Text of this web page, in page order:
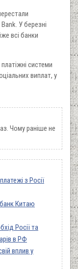
У березні
всі банки
системи
виплат, у
Чому раніше не
з Росії
банк Китаю
Росії та
в РФ
вплив у